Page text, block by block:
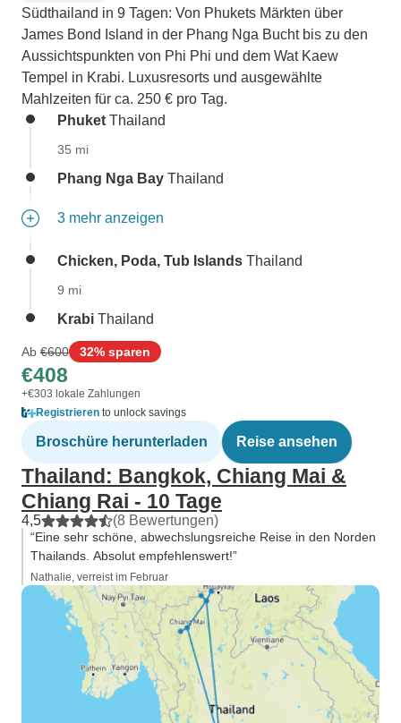
Südthailand in 9 Tagen: Von Phukets Märkten über
James Bond Island in der Phang Nga Bucht bis zu den
Aussichtspunkten von Phi Phi und dem Wat Kaew
Tempel in Krabi. Luxusresorts und ausgewählte
Mahlzeiten für ca. 250 € pro Tag.
Phuket Thailand
35 mi
Phang Nga Bay Thailand
3 mehr anzeigen
Chicken, Poda, Tub Islands Thailand
9 mi
Krabi Thailand
Ab €600 32% sparen
€408
+€303 lokale Zahlungen
Registrieren to unlock savings
Broschüre herunterladen Reise ansehen
Thailand: Bangkok, Chiang Mai &
Chiang Rai - 10 Tage
4,5 (8 Bewertungen)
“Eine sehr schöne, abwechslungsreiche Reise in den Norden
Thailands. Absolut empfehlenswert!”
Nathalie, verreist im Februar